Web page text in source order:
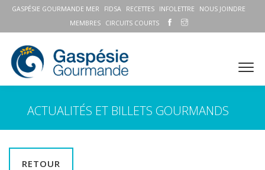
GASPÉSIE GOURMANDE MER FIDSA RECETTES INFOLETTRE
NOUS JOINDRE
MEMBRES
CIRCUITS COURTS
ACTUALITÉS ET BILLETS GOURMANDS
RETOUR